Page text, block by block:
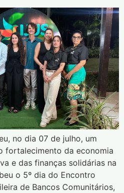
no dia 07 de julho, um
fortalecimento da economia
e das finanças solidárias na
o 5º dia do Encontro
de Bancos Comunitários,